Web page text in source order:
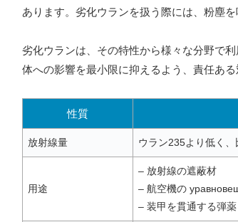
あります。劣化ウランを扱う際には、粉塵
劣化ウランは、その特性から様々な分野で
体への影響を最小限に抑えるよう、責任ある
性質
放射線量 ウラン235より低く
用途
– 放射線の遮蔽材
– 航空機の
– 装甲を貫通する弾薬